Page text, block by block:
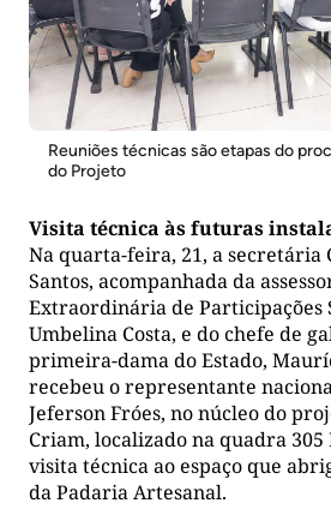
Reuniões técnicas são etapas do
do Projeto
Visita técnica às futuras
Na quarta-feira, 21, a secretária
Santos, acompanhada da
Extraordinária de Participações
Umbelina Costa, e do chefe de
primeira-dama do Estado,
recebeu o representante
Jeferson Fróes, no núcleo do
Criam, localizado na quadra
visita técnica ao espaço que
da Padaria Artesanal.